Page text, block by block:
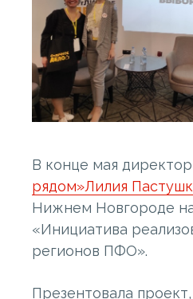
В конце мая
рядом»Лилия
Нижнем Новгороде
«Инициатива
регионов ПФО».
Презентовала